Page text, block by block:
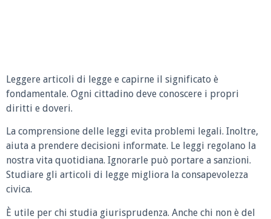
Leggere articoli di legge e capirne il significato è
fondamentale. Ogni cittadino deve conoscere i propri
diritti e doveri.
La comprensione delle leggi evita problemi legali. Inoltre,
aiuta a prendere decisioni informate. Le leggi regolano la
nostra vita quotidiana. Ignorarle può portare a sanzioni.
Studiare gli articoli di legge migliora la consapevolezza
civica.
È utile per chi studia giurisprudenza. Anche chi non è del